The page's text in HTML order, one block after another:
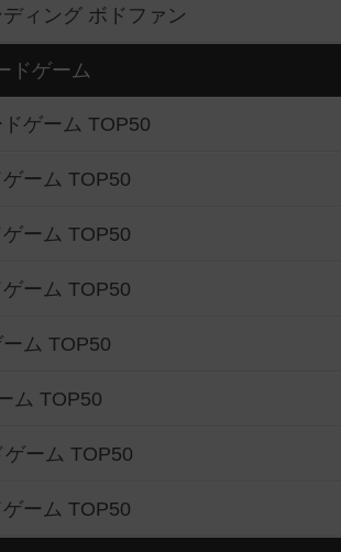
ィング ボドファン
ドゲーム
ゲーム TOP50
ーム TOP50
ーム TOP50
ーム TOP50
ム TOP50
ム TOP50
ーム TOP50
ーム TOP50